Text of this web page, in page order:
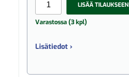
LISÄÄ TILAUKSEEN
Varastossa (3 kpl)
Lisätiedot ›